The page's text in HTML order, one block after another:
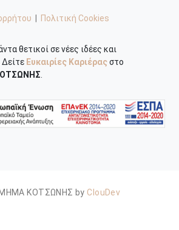
Πολιτική Cookies
θετικοί σε νέες ιδέες και
Δείτε Ευκαιρίες Καριέραςστο
ΚΟΤΣΩΝΗΣ by ClouDev